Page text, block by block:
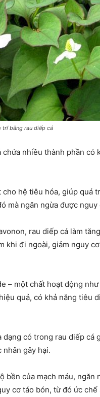
trĩ bằng rau diếp cá
nhiều thành phần có
hệ tiêu hóa, giúp quá
mà ngăn ngừa được
rau diếp cá làm
khi đi ngoài, giảm nguy
– một chất hoạt động
quả, có khả năng tiêu
có trong rau diếp cá
nhân gây hại.
bền của mạch máu, ngăn
cơ táo bón, từ đó ức